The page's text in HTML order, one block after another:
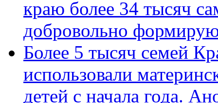
краю более 34 тысяч
добровольно
Более 5 тысяч семей
использовали
детей с начала года.